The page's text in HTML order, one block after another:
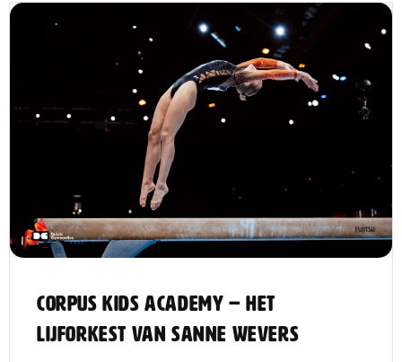
CORPUS Kids Academy – Het
lijforkest van Sanne Wevers